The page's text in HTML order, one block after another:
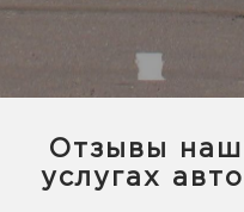
Отзывы
услугах